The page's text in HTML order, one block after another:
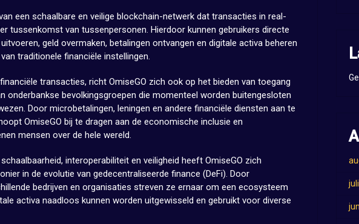
een schaalbare en veilige blockchain-netwerk dat transacties in real-
tussenkomst van tussenpersonen. Hierdoor kunnen gebruikers directe
geld overmaken, betalingen ontvangen en digitale activa beheren
traditionele financiële instellingen.
transacties, richt OmiseGO zich ook op het bieden van toegang
onderbankse bevolkingsgroepen die momenteel worden buitengesloten
Door microbetalingen, leningen en andere financiële diensten aan te
OmiseGO bij te dragen aan de economische inclusie en
mensen over de hele wereld.
interoperabiliteit en veiligheid heeft OmiseGO zich
in de evolutie van gedecentraliseerde finance (DeFi). Door
bedrijven en organisaties streven ze ernaar om een ecosysteem
activa naadloos kunnen worden uitgewisseld en gebruikt voor diverse